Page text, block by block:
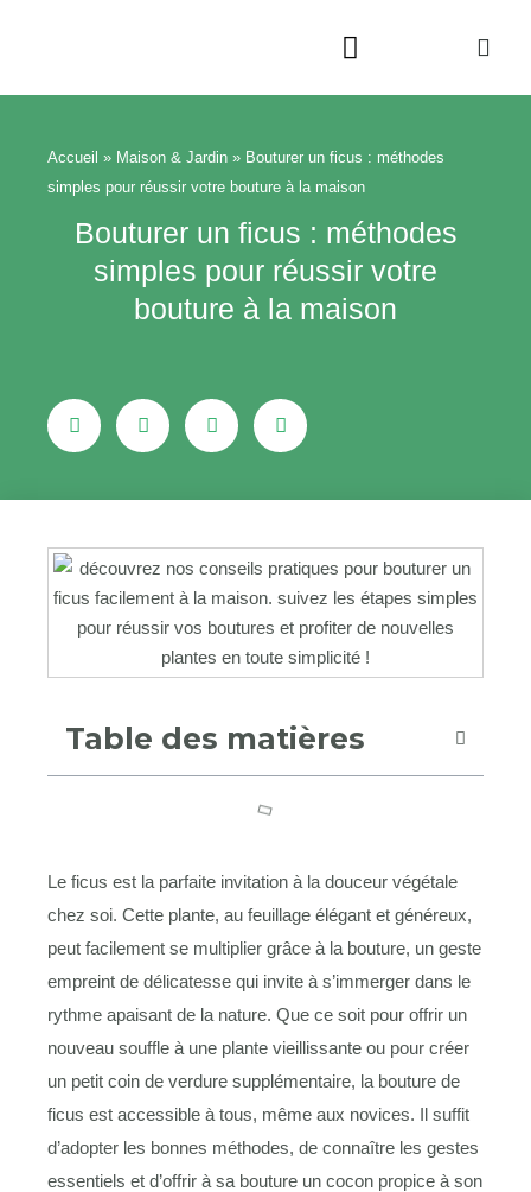
Accueil » Maison & Jardin » Bouturer un ficus : méthodes
simples pour réussir votre bouture à la maison
Bouturer un ficus : méthodes
simples pour réussir votre
bouture à la maison
Table des matières
Le ficus est la parfaite invitation à la douceur végétale
chez soi. Cette plante, au feuillage élégant et généreux,
peut facilement se multiplier grâce à la bouture, un geste
empreint de délicatesse qui invite à s’immerger dans le
rythme apaisant de la nature. Que ce soit pour offrir un
nouveau souffle à une plante vieillissante ou pour créer
un petit coin de verdure supplémentaire, la bouture de
ficus est accessible à tous, même aux novices. Il suffit
d’adopter les bonnes méthodes, de connaître les gestes
essentiels et d’offrir à sa bouture un cocon propice à son